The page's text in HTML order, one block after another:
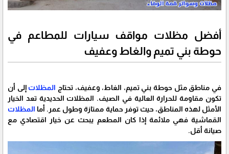
أفضل مظلات مواقف سيارات للمطاعم في
حوطة بني تميم والغاط وعفيف
في مناطق مثل حوطة بني تميم، الغاط، وعفيف، تحتاج المظلات إلى أن
تكون مقاومة للحرارة العالية في الصيف. المظلات الحديدية تعد الخيار
الأمثل لهذه المناطق، حيث توفر حماية ممتازة وطول عمر. أما المظلات
القماشية فهي ملائمة إذا كان المطعم يبحث عن خيار اقتصادي مع
صيانة أقل.